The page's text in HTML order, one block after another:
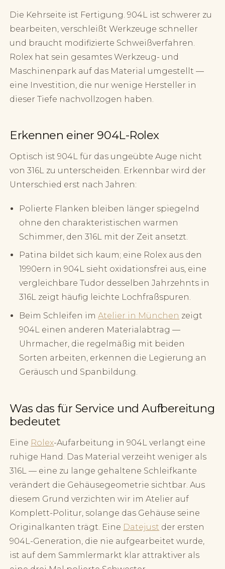
Die Kehrseite ist Fertigung. 904L ist schwerer zu
bearbeiten, verschleißt Werkzeuge schneller
und braucht modifizierte Schweißverfahren.
Rolex hat sein gesamtes Werkzeug- und
Maschinenpark auf das Material umgestellt —
eine Investition, die nur wenige Hersteller in
dieser Tiefe nachvollzogen haben.
Erkennen einer 904L-Rolex
Optisch ist 904L für das ungeübte Auge nicht
von 316L zu unterscheiden. Erkennbar wird der
Unterschied erst nach Jahren:
Polierte Flanken bleiben länger spiegelnd
ohne den charakteristischen warmen
Schimmer, den 316L mit der Zeit ansetzt.
Patina bildet sich kaum; eine Rolex aus den
1990ern in 904L sieht oxidationsfrei aus, eine
vergleichbare Tudor desselben Jahrzehnts in
316L zeigt häufig leichte Lochfraßspuren.
Beim Schleifen imAtelier in München zeigt
904L einen anderen Materialabtrag —
Uhrmacher, die regelmäßig mit beiden
Sorten arbeiten, erkennen die Legierung an
Geräusch und Spanbildung.
Was das für Service und Aufbereitung
bedeutet
Eine Rolex-Aufarbeitung in 904L verlangt eine
ruhige Hand. Das Material verzeiht weniger als
316L — eine zu lange gehaltene Schleifkante
verändert die Gehäusegeometrie sichtbar. Aus
diesem Grund verzichten wir im Atelier auf
Komplett-Politur, solange das Gehäuse seine
Originalkanten trägt. Eine Datejust der ersten
904L-Generation, die nie aufgearbeitet wurde,
ist auf dem Sammlermarkt klar attraktiver als